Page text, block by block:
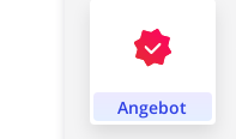
Angebot